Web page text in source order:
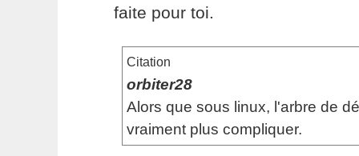
faite pour toi.
Citation
orbiter28
Alors que sous linux, l'arbre de
vraiment plus compliquer.